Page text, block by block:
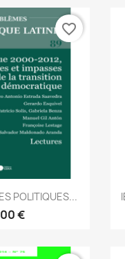
rapide
POLITIQUES...
€
favorite_border